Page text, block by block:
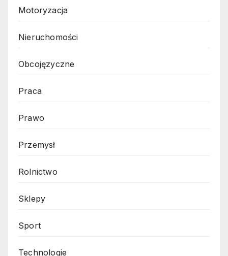
Motoryzacja
Nieruchomości
Obcojęzyczne
Praca
Prawo
Przemysł
Rolnictwo
Sklepy
Sport
Technologie